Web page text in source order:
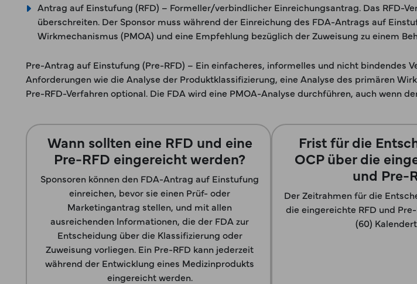
Antrag auf Einstufung (RFD) – Formeller/verbindlicher Einreichungsantrag. Das RFD-
überschreiten. Der Sponsor muss während der Einreichung des FDA-Antrags auf
Wirkmechanismus (PMOA) und eine Empfehlung bezüglich der Zuweisung zu einem
Pre-Antrag auf Einstufung (Pre-RFD) – Ein einfacheres, informelles und nicht bindendes
Anforderungen wie die Analyse der Produktklassifizierung, eine Analyse des primären
Pre-RFD-Verfahren optional. Die FDA wird eine PMOA-Analyse durchführen, auch wenn
Wann sollten eine RFD und eine
Pre-RFD eingereicht werden?
Sponsoren können den FDA-Antrag auf Einstufung
einreichen, bevor sie einen Prüf- oder
Marketingantrag stellen, und mit allen
ausreichenden Informationen, die der FDA zur
Entscheidung über die Klassifizierung oder
Zuweisung vorliegen. Ein Pre-RFD kann jederzeit
während der Entwicklung eines Medizinprodukts
eingereicht werden.
Frist für die
OCP über die
und Pre-
Der Zeitrahmen für die
die eingereichte RFD und
(60)